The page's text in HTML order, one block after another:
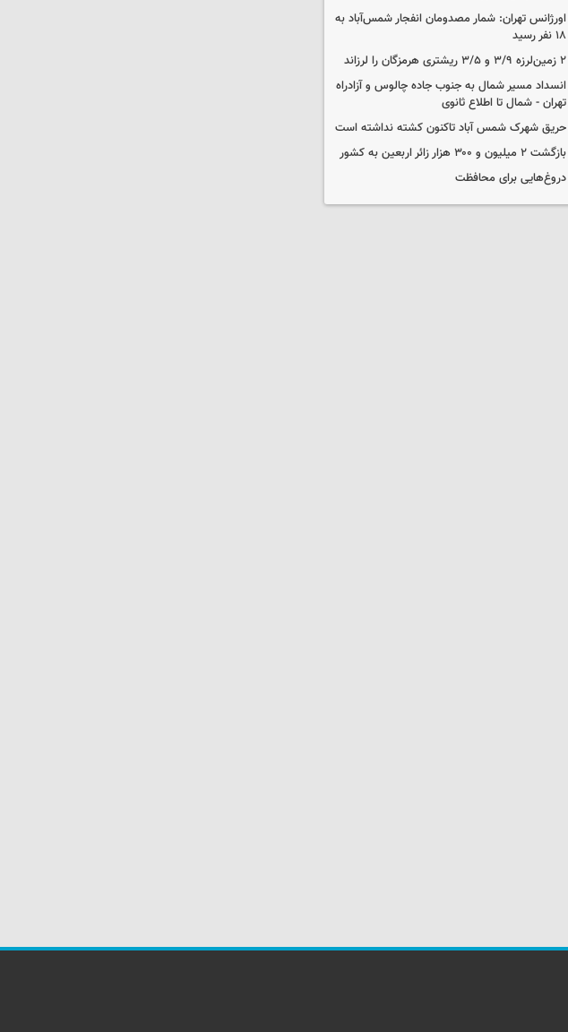
اورژانس تهران: شمار مصدومان انفجار شمس‌آباد به
۱۸ نفر رسید
۲ زمین‌لرزه ۳/۹ و ۳/۵ ریشتری هرمزگان را لرزاند
انسداد مسیر شمال به جنوب جاده چالوس و آزادراه
تهران - شمال تا اطلاع ثانوی
حریق شهرک شمس آباد تاکنون کشته نداشته است
بازگشت ۲ میلیون و ۳۰۰ هزار زائر اربعین به کشور
دروغ‌هایی برای محافظت